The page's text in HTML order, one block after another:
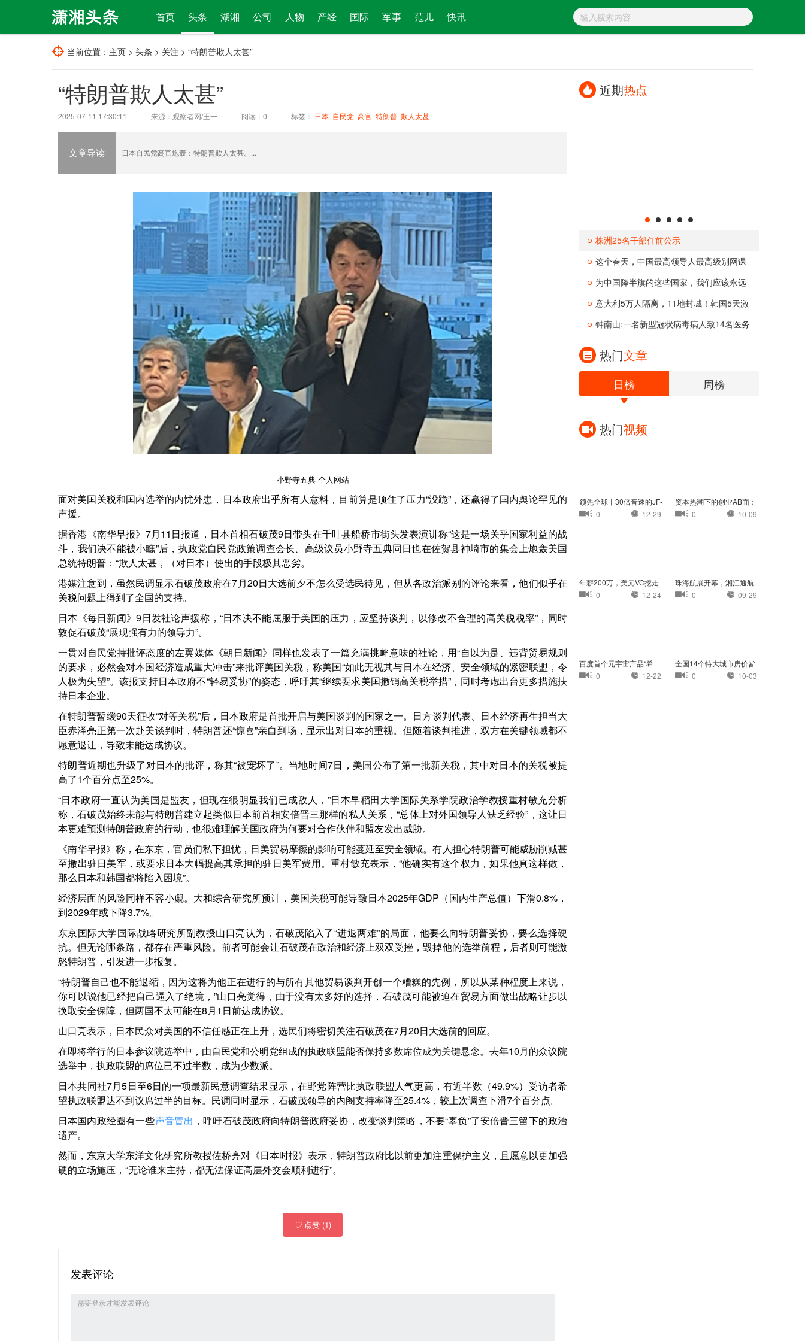
首页 头条 湖湘 公司 人物 产经 国际 军事 范儿 快讯
当前位置： 主页 > 头条 > 关注 > “特朗普欺人太甚”
“特朗普欺人太甚”
2025-07-11 17:30:11 来源：观察者网/王一 阅读： 0 标签： 日本 自民党 高官 特朗普 欺人太甚
文章导读 日本自民党高官炮轰：特朗普欺人太甚。...
小野寺五典 个人网站
面对美国关税和国内选举的内忧外患，日本政府出乎所有人意料，目前算是顶住了压力“没跪”，还赢得了国内舆论罕见的
声援。
据香港《南华早报》7月11日报道，日本首相石破茂9日带头在千叶县船桥市街头发表演讲称“这是一场关乎国家利益的战
斗，我们决不能被小瞧”后，执政党自民党政策调查会长、高级议员小野寺五典同日也在佐贺县神埼市的集会上炮轰美国
总统特朗普：“欺人太甚，（对日本）使出的手段极其恶劣。
港媒注意到，虽然民调显示石破茂政府在7月20日大选前夕不怎么受选民待见，但从各政治派别的评论来看，他们似乎在
关税问题上得到了全国的支持。
日本《每日新闻》9日发社论声援称，“日本决不能屈服于美国的压力，应坚持谈判，以修改不合理的高关税税率”，同时
敦促石破茂“展现强有力的领导力”。
一贯对自民党持批评态度的左翼媒体《朝日新闻》同样也发表了一篇充满挑衅意味的社论，用“自以为是、违背贸易规则
的要求，必然会对本国经济造成重大冲击”来批评美国关税，称美国“如此无视其与日本在经济、安全领域的紧密联盟，令
人极为失望”。该报支持日本政府不“轻易妥协”的姿态，呼吁其“继续要求美国撤销高关税举措”，同时考虑出台更多措施扶
持日本企业。
在特朗普暂缓90天征收“对等关税”后，日本政府是首批开启与美国谈判的国家之一。日方谈判代表、日本经济再生担当大
臣赤泽亮正第一次赴美谈判时，特朗普还“惊喜”亲自到场，显示出对日本的重视。但随着谈判推进，双方在关键领域都不
愿意退让，导致未能达成协议。
特朗普近期也升级了对日本的批评，称其“被宠坏了”。当地时间7日，美国公布了第一批新关税，其中对日本的关税被提
高了1个百分点至25%。
“日本政府一直认为美国是盟友，但现在很明显我们已成敌人，”日本早稻田大学国际关系学院政治学教授重村敏充分析
称，石破茂始终未能与特朗普建立起类似日本前首相安倍晋三那样的私人关系，“总体上对外国领导人缺乏经验”，这让日
本更难预测特朗普政府的行动，也很难理解美国政府为何要对合作伙伴和盟友发出威胁。
《南华早报》称，在东京，官员们私下担忧，日美贸易摩擦的影响可能蔓延至安全领域。有人担心特朗普可能威胁削减甚
至撤出驻日美军，或要求日本大幅提高其承担的驻日美军费用。重村敏充表示，“他确实有这个权力，如果他真这样做，
那么日本和韩国都将陷入困境”。
经济层面的风险同样不容小觑。大和综合研究所预计，美国关税可能导致日本2025年GDP（国内生产总值）下滑0.8%，
到2029年或下降3.7%。
东京国际大学国际战略研究所副教授山口亮认为，石破茂陷入了“进退两难”的局面，他要么向特朗普妥协，要么选择硬
抗。但无论哪条路，都存在严重风险。前者可能会让石破茂在政治和经济上双双受挫，毁掉他的选举前程，后者则可能激
怒特朗普，引发进一步报复。
“特朗普自己也不能退缩，因为这将为他正在进行的与所有其他贸易谈判开创一个糟糕的先例，所以从某种程度上来说，
你可以说他已经把自己逼入了绝境，”山口亮觉得，由于没有太多好的选择，石破茂可能被迫在贸易方面做出战略让步以
换取安全保障，但两国不太可能在8月1日前达成协议。
山口亮表示，日本民众对美国的不信任感正在上升，选民们将密切关注石破茂在7月20日大选前的回应。
在即将举行的日本参议院选举中，由自民党和公明党组成的执政联盟能否保持多数席位成为关键悬念。去年10月的众议院
选举中，执政联盟的席位已不过半数，成为少数派。
日本共同社7月5日至6日的一项最新民意调查结果显示，在野党阵营比执政联盟人气更高，有近半数（49.9%）受访者希
望执政联盟达不到议席过半的目标。民调同时显示，石破茂领导的内阁支持率降至25.4%，较上次调查下滑7个百分点。
日本国内政经圈有一些声音冒出 ，呼吁石破茂政府向特朗普政府妥协，改变谈判策略，不要“辜负”了安倍晋三留下的政治
遗产。
然而，东京大学东洋文化研究所教授佐桥亮对《日本时报》表示，特朗普政府比以前更加注重保护主义，且愿意以更加强
硬的立场施压，“无论谁来主持，都无法保证高层外交会顺利进行”。
♡点赞 (1)
发表评论
近期热点
株洲25名干部任前公示
这个春天，中国最高领导人最高级别网课
为中国降半旗的这些国家，我们应该永远
意大利5万人隔离，11地封城！韩国5天激
增钟南山:一名新型冠状病毒病人致14名医务
热门文章
日榜 周榜
热门视频
领先全球丨30倍音速的JF-
22：中国高超音速
0 12-29
资本热潮下的创业AB面：
茶颜悦色认怂，
0 10-09
年薪200万，美元VC挖走
我的员工
0 12-24
珠海航展开幕，湘江通航
小镇首次亮相珠
0 09-29
百度首个元宇宙产品“希
壤”正式开放内
0 12-22
全国14个特大城市房价皆
过万：杭州最高
0 10-03